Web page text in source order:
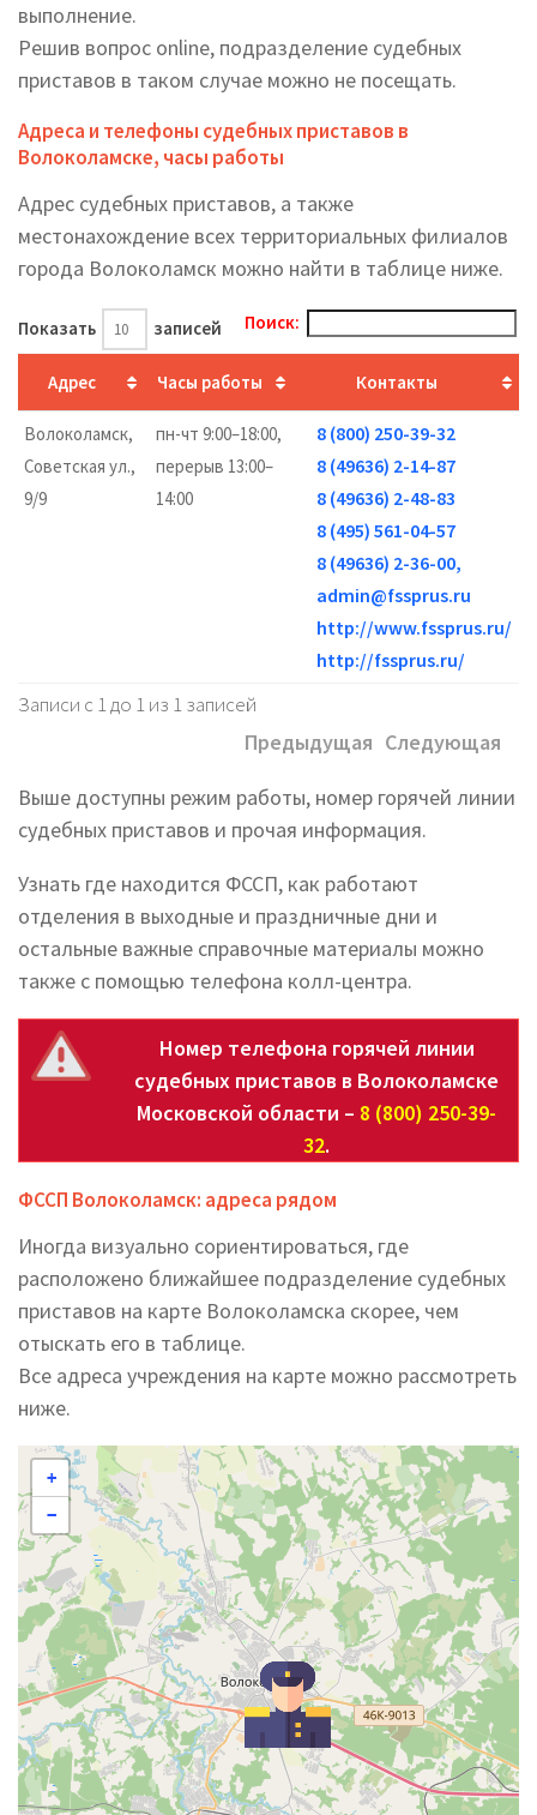
выполнение.
Решив вопрос online, подразделение судебных
приставов в таком случае можно не посещать.
Адреса и телефоны судебных приставов в
Волоколамске, часы работы
Адрес судебных приставов, а также
местонахождение всех территориальных филиалов
города Волоколамск можно найти в таблице ниже.
Показать записей Поиск:
Адрес Часы работы Контакты
Волоколамск,
Советская ул.,
9/9
пн-чт 9:00–18:00,
перерыв 13:00–
14:00
8 (800) 250-39-32
8 (49636) 2-14-87
8 (49636) 2-48-83
8 (495) 561-04-57
8 (49636) 2-36-00,
admin@fssprus.ru
http://www.fssprus.ru/
http://fssprus.ru/
Записи с 1 до 1 из 1 записей
Предыдущая Следующая
Выше доступны режим работы, номер горячей линии
судебных приставов и прочая информация.
Узнать где находится ФССП, как работают
отделения в выходные и праздничные дни и
остальные важные справочные материалы можно
также с помощью телефона колл-центра.
Номер телефона горячей линии
судебных приставов в Волоколамске
Московской области – 8 (800) 250-39-
32.
ФССП Волоколамск: адреса рядом
Иногда визуально сориентироваться, где
расположено ближайшее подразделение судебных
приставов на карте Волоколамска скорее, чем
отыскать его в таблице.
Все адреса учреждения на карте можно рассмотреть
ниже.
+
−